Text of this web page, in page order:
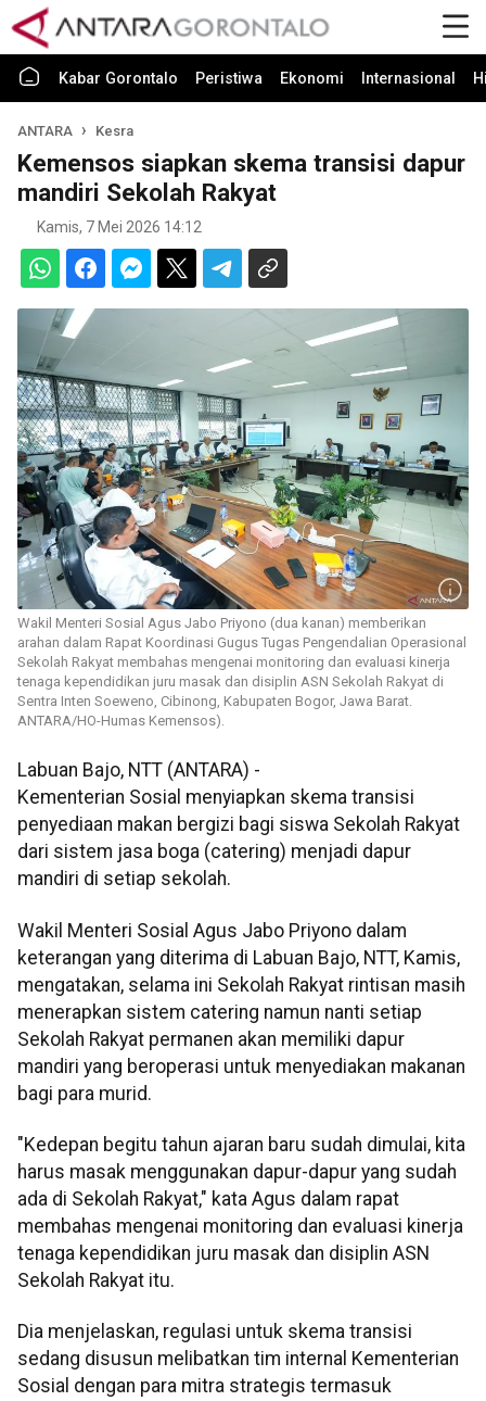
Kabar Gorontalo Peristiwa Ekonomi Internasional
ANTARA Kesra
Kemensos siapkan skema transisi dapur
mandiri Sekolah Rakyat
Kamis, 7 Mei 2026 14:12
Wakil Menteri Sosial Agus Jabo Priyono (dua kanan) memberikan
arahan dalam Rapat Koordinasi Gugus Tugas Pengendalian Operasional
Sekolah Rakyat membahas mengenai monitoring dan evaluasi kinerja
tenaga kependidikan juru masak dan disiplin ASN Sekolah Rakyat di
Sentra Inten Soeweno, Cibinong, Kabupaten Bogor, Jawa Barat.
ANTARA/HO-Humas Kemensos).
Labuan Bajo, NTT (ANTARA) -
Kementerian Sosial menyiapkan skema transisi
penyediaan makan bergizi bagi siswa Sekolah Rakyat
dari sistem jasa boga (catering) menjadi dapur
mandiri di setiap sekolah.
Wakil Menteri Sosial Agus Jabo Priyono dalam
keterangan yang diterima di Labuan Bajo, NTT, Kamis,
mengatakan, selama ini Sekolah Rakyat rintisan masih
menerapkan sistem catering namun nanti setiap
Sekolah Rakyat permanen akan memiliki dapur
mandiri yang beroperasi untuk menyediakan makanan
bagi para murid.
"Kedepan begitu tahun ajaran baru sudah dimulai, kita
harus masak menggunakan dapur-dapur yang sudah
ada di Sekolah Rakyat," kata Agus dalam rapat
membahas mengenai monitoring dan evaluasi kinerja
tenaga kependidikan juru masak dan disiplin ASN
Sekolah Rakyat itu.
Dia menjelaskan, regulasi untuk skema transisi
sedang disusun melibatkan tim internal Kementerian
Sosial dengan para mitra strategis termasuk